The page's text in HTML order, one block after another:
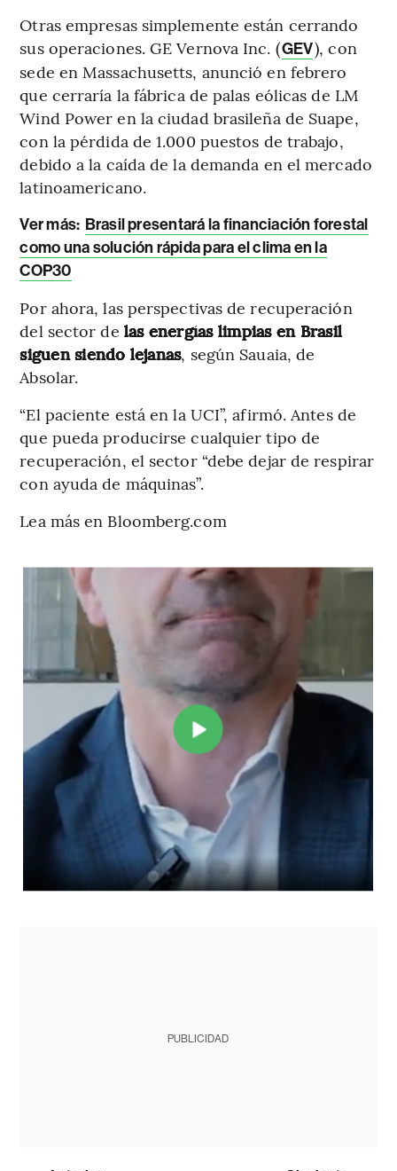
Otras empresas simplemente están cerrando
sus operaciones. GE Vernova Inc. (GEV), con
sede en Massachusetts, anunció en febrero
que cerraría la fábrica de palas eólicas de LM
Wind Power en la ciudad brasileña de Suape,
con la pérdida de 1.000 puestos de trabajo,
debido a la caída de la demanda en el mercado
latinoamericano.
Ver más: Brasil presentará la financiación forestal
como una solución rápida para el clima en la
COP30
Por ahora, las perspectivas de recuperación
del sector de las energías limpias en Brasil
siguen siendo lejanas, según Sauaia, de
Absolar.
“El paciente está en la UCI”, afirmó. Antes de
que pueda producirse cualquier tipo de
recuperación, el sector “debe dejar de respirar
con ayuda de máquinas”.
Lea más en Bloomberg.com
PUBLICIDAD